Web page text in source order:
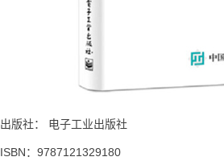
出版社： 电子工业出版社
ISBN：9787121329180